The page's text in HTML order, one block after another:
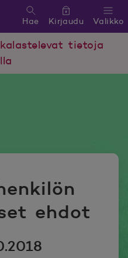
Valikko
Hae Kirjaudu
tietoja
ehdot